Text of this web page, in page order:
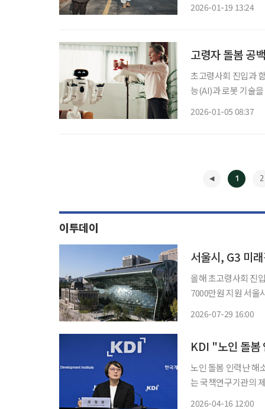
2026-01-19 13:24
고령자 돌봄 공
초고령사회 진입과
능(AI)과 로봇 기술
2026-01-05 08:37
1 2
이투데이
올해 초고령사회 진
7000만원 지원 서울시가 AI 돌봄산업 성장전략을 구체화하기 위한 현장 행보에 나섰다. 서울
2026-07-29 16:00
KDI "노인 돌봄
노인 돌봄 인력난 해
는 국책연구기관의 제언이 나왔다. 한국개발연구원
2026-04-16 12:00